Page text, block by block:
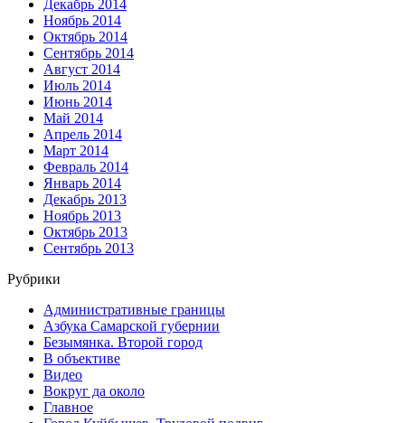
Декабрь 2014
Ноябрь 2014
Октябрь 2014
Сентябрь 2014
Август 2014
Июль 2014
Июнь 2014
Май 2014
Апрель 2014
Март 2014
Февраль 2014
Январь 2014
Декабрь 2013
Ноябрь 2013
Октябрь 2013
Сентябрь 2013
Рубрики
Административные границы
Азбука Самарской губернии
Безымянка. Второй город
В объективе
Видео
Вокруг да около
Главное